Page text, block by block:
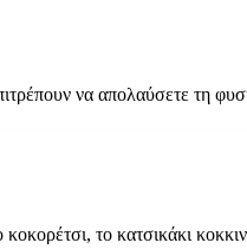
να απολαύσετε τη
το κατσικάκι